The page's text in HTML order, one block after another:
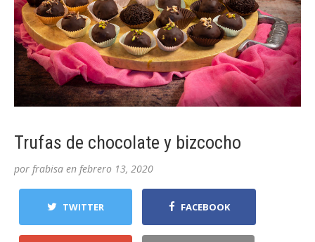
Trufas de chocolate y bizcocho
por frabisa en febrero 13, 2020
TWITTER FACEBOOK